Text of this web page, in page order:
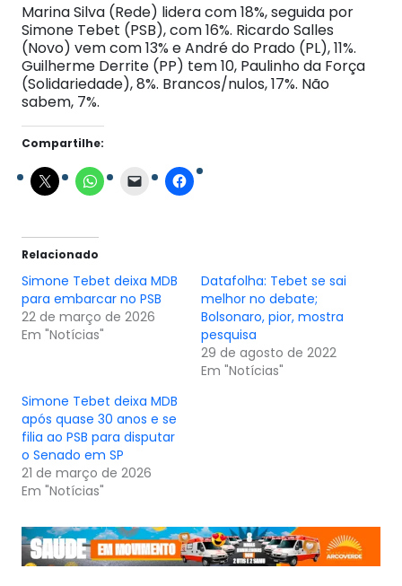
Marina Silva (Rede) lidera com 18%, seguida por
Simone Tebet (PSB), com 16%. Ricardo Salles
(Novo) vem com 13% e André do Prado (PL), 11%.
Guilherme Derrite (PP) tem 10, Paulinho da Força
(Solidariedade), 8%. Brancos/nulos, 17%. Não
sabem, 7%.
Compartilhe:
Relacionado
Simone Tebet deixa MDB
para embarcar no PSB
22 de março de 2026
Em "Notícias"
Datafolha: Tebet se sai
melhor no debate;
Bolsonaro, pior, mostra
pesquisa
29 de agosto de 2022
Em "Notícias"
Simone Tebet deixa MDB
após quase 30 anos e se
filia ao PSB para disputar
o Senado em SP
21 de março de 2026
Em "Notícias"